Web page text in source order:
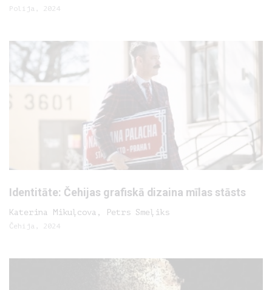
Polija, 2024
Identitāte: Čehijas grafiskā dizaina mīlas stāsts
Katerina Mikuļcova, Petrs Smeļiks
Čehija, 2024